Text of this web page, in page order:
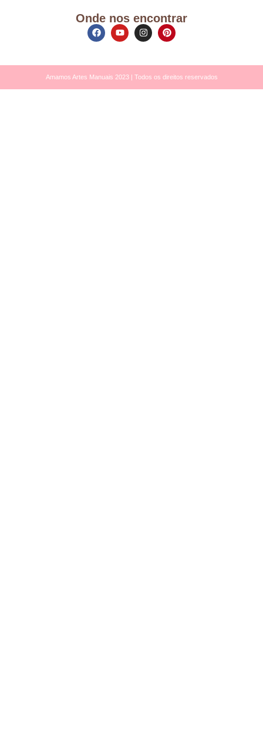
Onde nos encontrar
Amamos Artes Manuais 2023 | Todos os direitos reservados